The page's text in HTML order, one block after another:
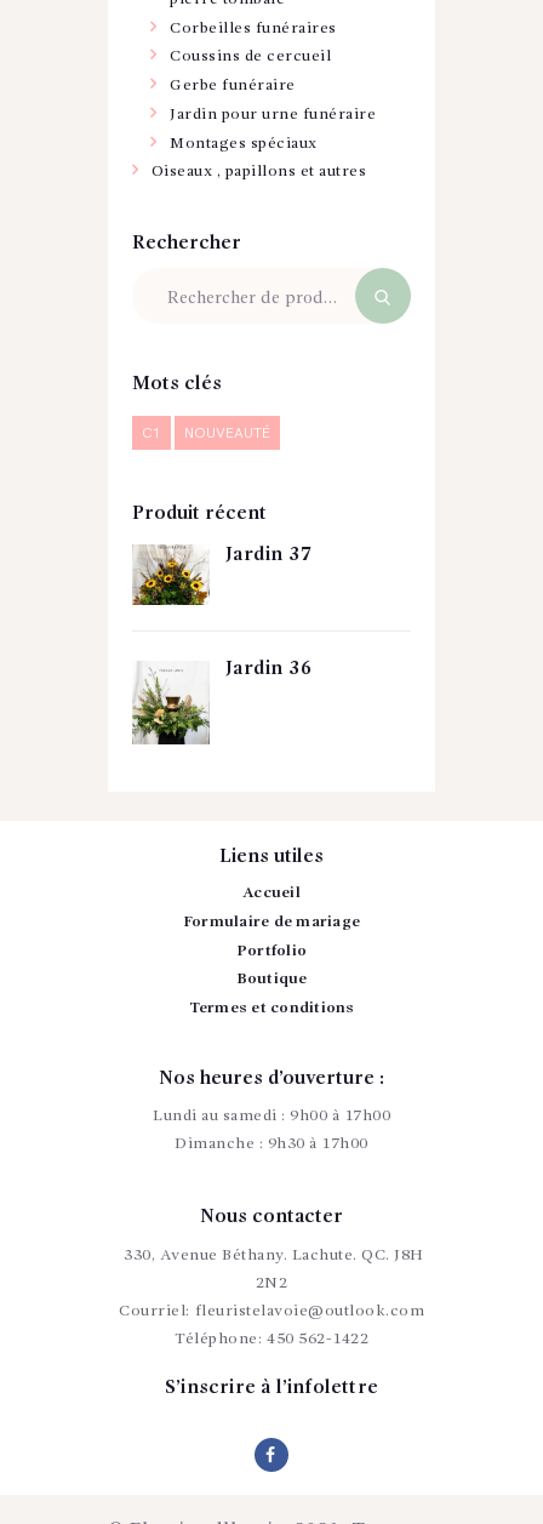
Corbeilles funéraires
Coussins de cercueil
Gerbe funéraire
Jardin pour urne funéraire
Montages spéciaux
Oiseaux , papillons et autres
Rechercher
Mots clés
C1 NOUVEAUTÉ
Produit récent
Jardin 37
Jardin 36
Liens utiles
Accueil
Formulaire de mariage
Portfolio
Boutique
Termes et conditions
Nos heures d’ouverture :
Lundi au samedi : 9h00 à 17h00
Dimanche : 9h30 à 17h00
Nous contacter
330, Avenue Béthany. Lachute. QC. J8H
2N2
Courriel: fleuristelavoie@outlook.com
Téléphone: 450 562-1422
S’inscrire à l’infolettre